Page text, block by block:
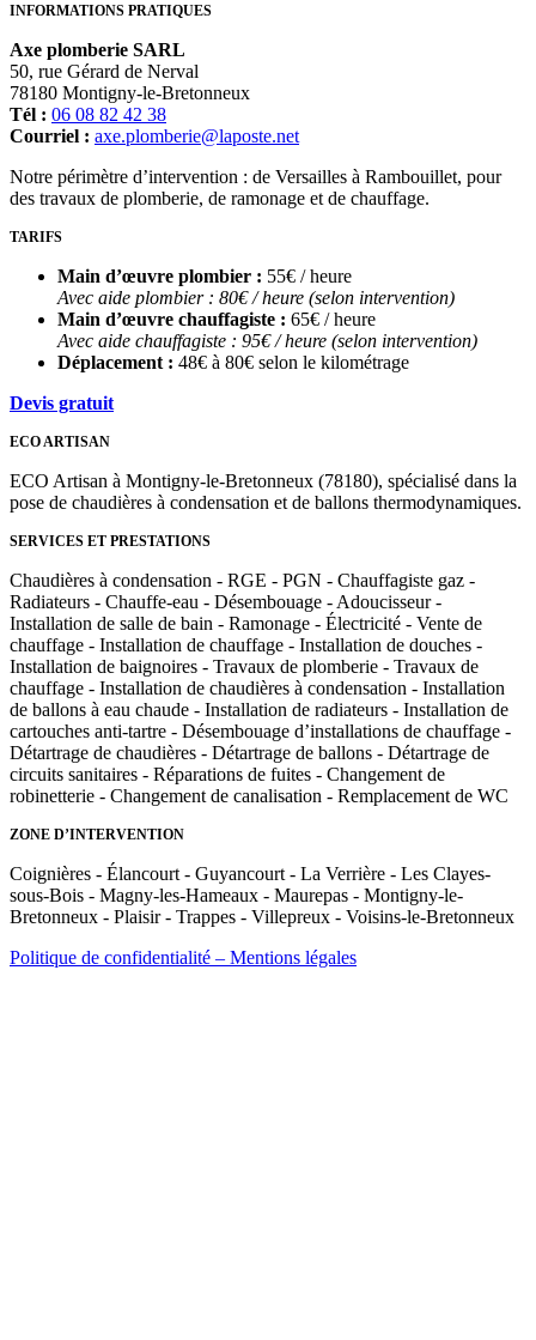
INFORMATIONS PRATIQUES
Axe plomberie SARL
50, rue Gérard de Nerval
78180 Montigny-le-Bretonneux
Tél : 06 08 82 42 38
Courriel : axe.plomberie@laposte.net
Notre périmètre d’intervention : de Versailles à Rambouillet, pour
des travaux de plomberie, de ramonage et de chauffage.
TARIFS
Main d’œuvre plombier : 55€ / heure
Avec aide plombier : 80€ / heure (selon intervention)
Main d’œuvre chauffagiste : 65€ / heure
Avec aide chauffagiste : 95€ / heure (selon intervention)
Déplacement : 48€ à 80€ selon le kilométrage
Devis gratuit
ECO ARTISAN
ECO Artisan à Montigny-le-Bretonneux (78180), spécialisé dans la
pose de chaudières à condensation et de ballons thermodynamiques.
SERVICES ET PRESTATIONS
Chaudières à condensation - RGE - PGN - Chauffagiste gaz -
Radiateurs - Chauffe-eau - Désembouage - Adoucisseur -
Installation de salle de bain - Ramonage - Électricité - Vente de
chauffage - Installation de chauffage - Installation de douches -
Installation de baignoires - Travaux de plomberie - Travaux de
chauffage - Installation de chaudières à condensation - Installation
de ballons à eau chaude - Installation de radiateurs - Installation de
cartouches anti-tartre - Désembouage d’installations de chauffage -
Détartrage de chaudières - Détartrage de ballons - Détartrage de
circuits sanitaires - Réparations de fuites - Changement de
robinetterie - Changement de canalisation - Remplacement de WC
ZONE D’INTERVENTION
Coignières - Élancourt - Guyancourt - La Verrière - Les Clayes-
sous-Bois - Magny-les-Hameaux - Maurepas - Montigny-le-
Bretonneux - Plaisir - Trappes - Villepreux - Voisins-le-Bretonneux
Politique de confidentialité – Mentions légales